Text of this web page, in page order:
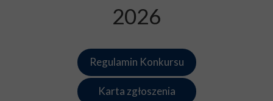
2026
Regulamin Konkursu
Karta zgłoszenia